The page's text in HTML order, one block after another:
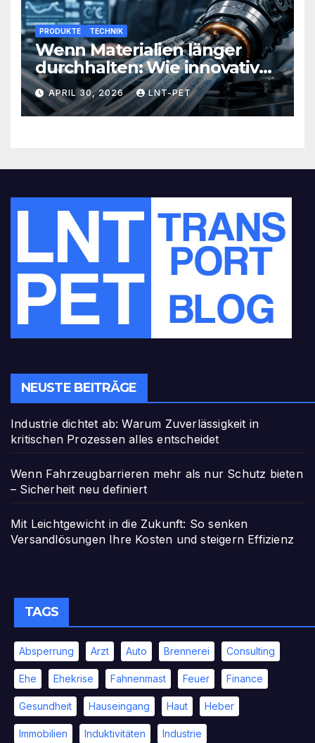
PRODUKTE TECHNIK
Wenn Materialien länger
durchhalten: Wie innovative
Werkstoffe Ihre Abläufe
revolutionieren
APRIL 30, 2026 LNT-PET
NEUSTE BEITRÄGE
Industrie dichtet ab: Warum Zuverlässigkeit in
kritischen Prozessen alles entscheidet
Wenn Fahrzeugbarrieren mehr als nur Schutz bieten
– Sicherheit neu definiert
Mit Leichtgewicht in die Zukunft: So senken
Versandlösungen Ihre Kosten und steigern Effizienz
TAGS
Absperrung Arzt Auto Brennerei Consulting
Ehe Ehekrise Fahnenmast Feuer Finance
Gesundheit Hauseingang Haut Heber
Immobilien Induktivitäten Industrie